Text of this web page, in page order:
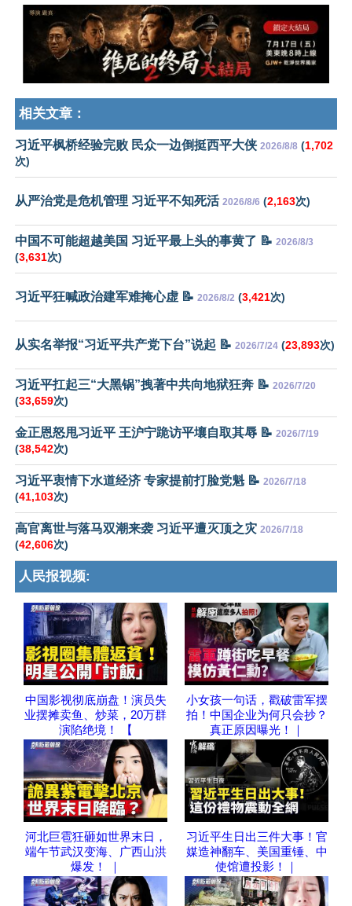
相关文章：
习近平枫桥经验完败 民众一边倒挺西平大侠 2026/8/8 (1,702
次)
从严治党是危机管理 习近平不知死活 2026/8/6 (2,163次)
中国不可能超越美国 习近平最上头的事黄了 📝 2026/8/3
(3,631次)
习近平狂喊政治建军难掩心虚 📝 2026/8/2 (3,421次)
从实名举报“习近平共产党下台”说起 📝 2026/7/24 (23,893次)
习近平扛起三“大黑锅”拽著中共向地狱狂奔 📝 2026/7/20
(33,659次)
金正恩怒甩习近平 王沪宁跪访平壤自取其辱 📝 2026/7/19
(38,542次)
习近平衷情下水道经济 专家提前打脸党魁 📝 2026/7/18
(41,103次)
高官离世与落马双潮来袭 习近平遭灭顶之灾 2026/7/18
(42,606次)
人民报视频:
中国影视彻底崩盘！演员失
业摆摊卖鱼、炒菜，20万群
演陷绝境！ 【
小女孩一句话，戳破雷军摆
拍！中国企业为何只会抄？
真正原因曝光！｜
河北巨雹狂砸如世界末日，
端午节武汉变海、广西山洪
爆发！ ｜
习近平生日出三件大事！官
媒造神翻车、美国重锤、中
使馆遭投影！｜